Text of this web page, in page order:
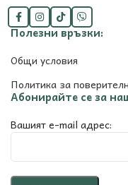
Полезни връзки:
Общи условия
Политика за
Абонирайте се за
Вашият e-mail адрес: